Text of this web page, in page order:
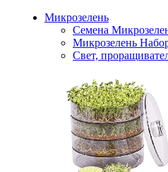
Микрозелень
Семена
Микрозелень
Свет,